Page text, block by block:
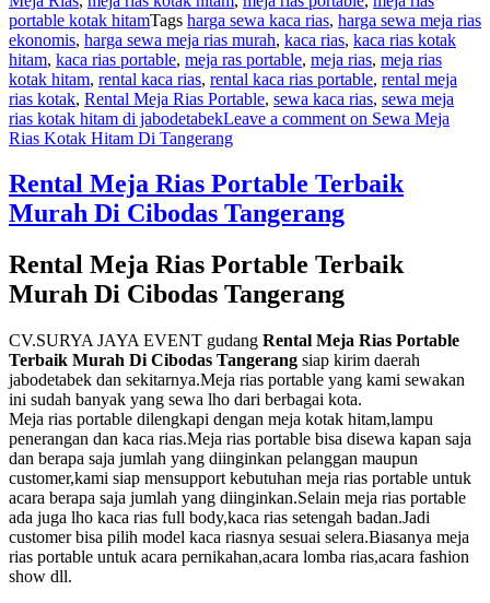
portable kotak hitamTags harga sewa kaca rias, harga sewa meja rias
ekonomis, harga sewa meja rias murah, kaca rias, kaca rias kotak
hitam, kaca rias portable, meja ras portable, meja rias, meja rias
kotak hitam, rental kaca rias, rental kaca rias portable, rental meja
rias kotak, Rental Meja Rias Portable, sewa kaca rias, sewa meja
rias kotak hitam di jabodetabekLeave a comment on Sewa Meja
Rias Kotak Hitam Di Tangerang
Rental Meja Rias Portable Terbaik
Murah Di Cibodas Tangerang
Rental Meja Rias Portable Terbaik
Murah Di Cibodas Tangerang
CV.SURYA JAYA EVENT gudang Rental Meja Rias Portable
Terbaik Murah Di Cibodas Tangerang siap kirim daerah
jabodetabek dan sekitarnya.Meja rias portable yang kami sewakan
ini sudah banyak yang sewa lho dari berbagai kota.
Meja rias portable dilengkapi dengan meja kotak hitam,lampu
penerangan dan kaca rias.Meja rias portable bisa disewa kapan saja
dan berapa saja jumlah yang diinginkan pelanggan maupun
customer,kami siap mensupport kebutuhan meja rias portable untuk
acara berapa saja jumlah yang diinginkan.Selain meja rias portable
ada juga lho kaca rias full body,kaca rias setengah badan.Jadi
customer bisa pilih model kaca riasnya sesuai selera.Biasanya meja
rias portable untuk acara pernikahan,acara lomba rias,acara fashion
show dll.